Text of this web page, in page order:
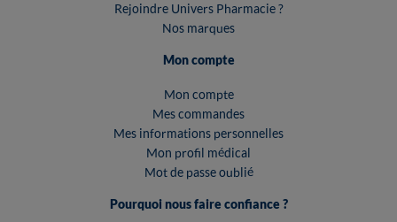
Rejoindre Univers Pharmacie ?
Nos marques
Mon compte
Mon compte
Mes commandes
Mes informations personnelles
Mon profil médical
Mot de passe oublié
Pourquoi nous faire confiance ?